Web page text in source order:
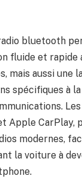
bluetooth
fluide et rapide
mais aussi une
spécifiques à
Apple CarPlay,
modernes,
la voiture à